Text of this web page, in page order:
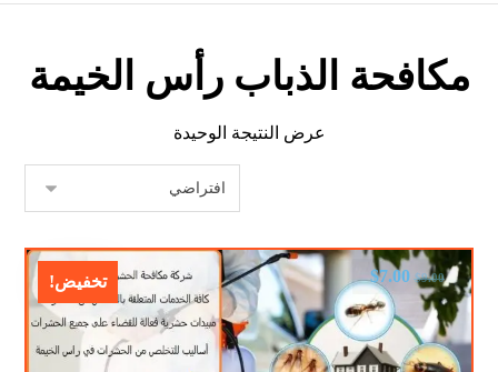
مكافحة الذباب رأس الخيمة
عرض النتيجة الوحيدة
تخفيض! $9.00
$7.00